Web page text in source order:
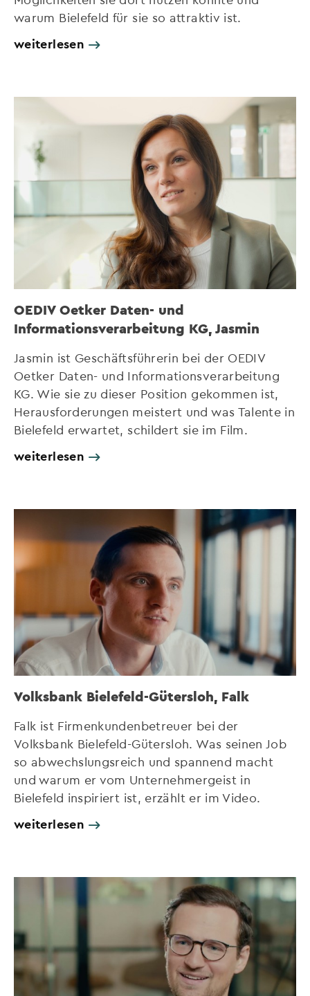
warum Bielefeld für sie so attraktiv ist.
weiterlesen
OEDIV Oetker Daten- und
Informationsverarbeitung KG, Jasmin
Jasmin ist Geschäftsführerin bei der OEDIV
Oetker Daten- und Informationsverarbeitung
KG. Wie sie zu dieser Position gekommen ist,
Herausforderungen meistert und was Talente in
Bielefeld erwartet, schildert sie im Film.
weiterlesen
Volksbank Bielefeld-Gütersloh, Falk
Falk ist Firmenkundenbetreuer bei der
Volksbank Bielefeld-Gütersloh. Was seinen Job
so abwechslungsreich und spannend macht
und warum er vom Unternehmergeist in
Bielefeld inspiriert ist, erzählt er im Video.
weiterlesen